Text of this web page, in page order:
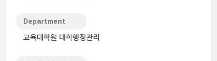
Department
교육대학원 대학행정관리